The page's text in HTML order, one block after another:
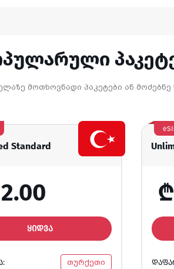
მოთხოვნადი პაკეტები ან
Standard
2.00
ᲧᲘᲓᲕᲐ
თურქეთი
₾